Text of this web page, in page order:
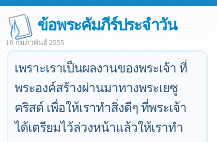
ข้อพระคัมภีร์ประจำวัน
10 กุมภาพันธ์ 2555
เพราะเราเป็นผลงานของพระเจ้า ที่
พระองค์สร้างผ่านมาทางพระเยซู
คริสต์ เพื่อให้เราทำสิ่งดีๆ ที่พระเจ้า
ได้เตรียมไว้ล่วงหน้าแล้วให้เราทำ